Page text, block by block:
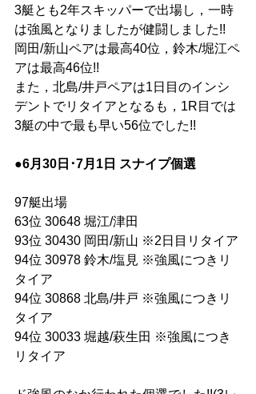
3艇とも2年スキッパーで出場し，一時
は強風となりましたが健闘しました!!
岡田/新山ペアは最高40位，鈴木/堀江ペ
アは最高46位!!
また，北島/井戸ペアは1日目のインシ
デントでリタイアとなるも，1R目では
3艇の中で最も早い56位でした!!
●6月30日･7月1日 スナイプ個選
97艇出場
63位 30648 堀江/津田
93位 30430 岡田/新山 ※2日目リタイア
94位 30978 鈴木/塩見 ※強風につきリ
タイア
94位 30868 北島/井戸 ※強風につきリ
タイア
94位 30033 堀越/萩生田 ※強風につき
リタイア